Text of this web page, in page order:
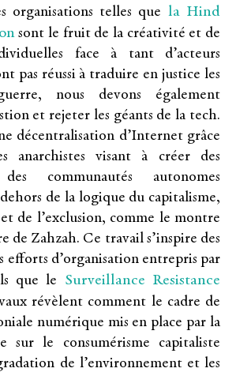
organisations telles que la Hind
sont le fruit de la créativité et de
face à tant d’acteurs
pas réussi à traduire en justice les
nous devons également
et rejeter les géants de la tech.
décentralisation d’Internet grâce
anarchistes visant à créer des
communautés autonomes
de la logique du capitalisme,
de l’exclusion, comme le montre
de Zahzah. Ce travail s’inspire des
efforts d’organisation entrepris par
que le Surveillance Resistance
révèlent comment le cadre de
numérique mis en place par la
sur le consumérisme capitaliste
de l’environnement et les